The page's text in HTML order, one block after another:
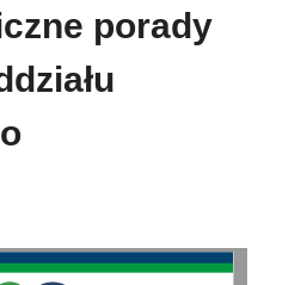
porady